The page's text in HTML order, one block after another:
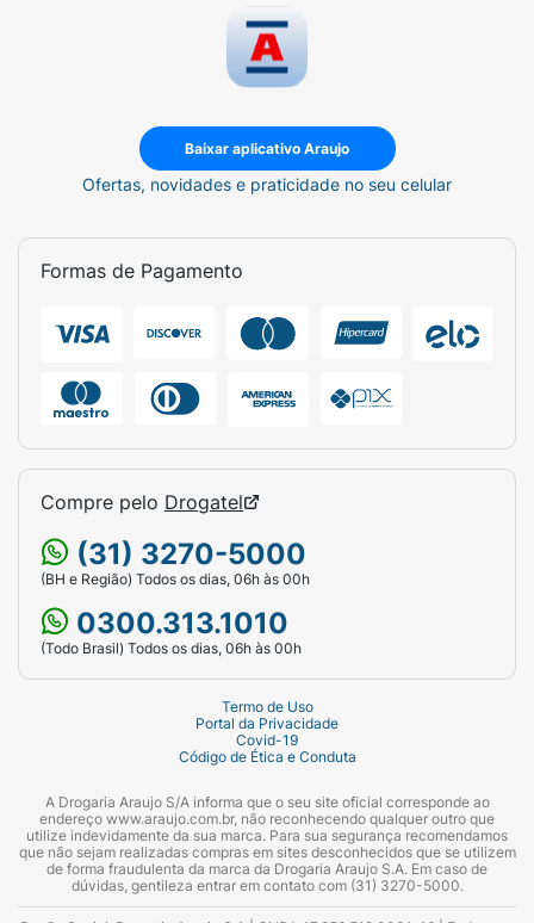
Baixar aplicativo Araujo
Ofertas, novidades e praticidade no seu celular
Formas de Pagamento
Compre pelo Drogatel
(31) 3270-5000
(BH e Região) Todos os dias, 06h às 00h
0300.313.1010
(Todo Brasil) Todos os dias, 06h às 00h
Termo de Uso
Portal da Privacidade
Covid-19
Código de Ética e Conduta
A Drogaria Araujo S/A informa que o seu site oficial corresponde ao
endereço www.araujo.com.br, não reconhecendo qualquer outro que
utilize indevidamente da sua marca. Para sua segurança recomendamos
que não sejam realizadas compras em sites desconhecidos que se utilizem
de forma fraudulenta da marca da Drogaria Araujo S.A. Em caso de
dúvidas, gentileza entrar em contato com (31) 3270-5000.